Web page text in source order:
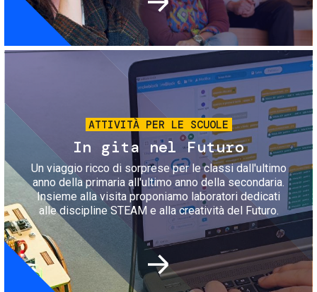
Immagine
ATTIVITÀ PER LE SCUOLE
In gita nel Futuro
Un viaggio ricco di sorprese per le classi dall'ultimo
anno della primaria all'ultimo anno della secondaria.
Insieme alla visita proponiamo laboratori dedicati
alle discipline STEAM e alla creatività del Futuro.